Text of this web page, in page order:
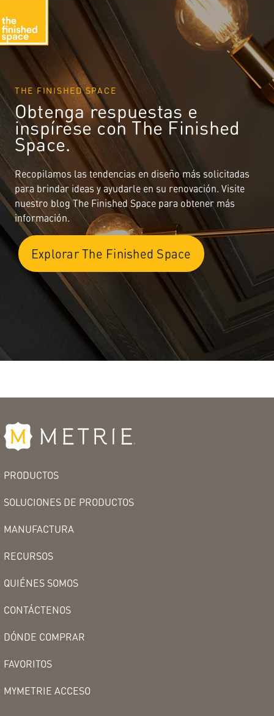
THE FINISHED SPACE
Obtenga respuestas e
inspírese con The Finished
Space.
Recopilamos las tendencias en diseño más solicitadas
para brindar ideas y ayudarle en su renovación. Visite
nuestro blog The Finished Space para obtener más
información.
Explorar The Finished Space
PRODUCTOS
SOLUCIONES DE PRODUCTOS
MANUFACTURA
RECURSOS
QUIÉNES SOMOS
CONTÁCTENOS
DÓNDE COMPRAR
FAVORITOS
MYMETRIE ACCESO